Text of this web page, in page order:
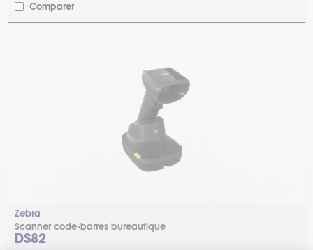
Comparer
Zebra
Scanner code-barres bureautique
DS82